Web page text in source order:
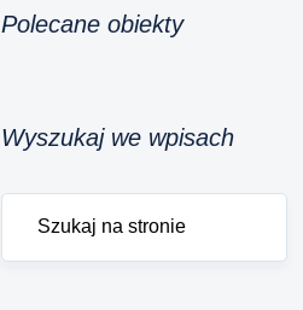
Polecane obiekty
Wyszukaj we wpisach